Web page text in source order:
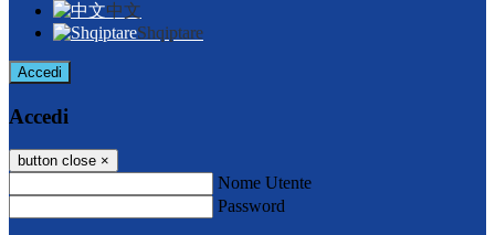
中文
Shqiptare
Accedi
Accedi
button close ×
Nome Utente
Password